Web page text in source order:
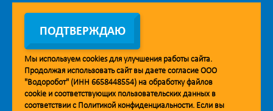
Заявка на установку
Мобильное приложение Vodorobot
ПОДТВЕРЖДАЮ
Мы используем cookiesдля улучшения работы сайта.
Продолжая использовать сайт вы даете согласие ООО
"Водоробот" (ИНН 6658448554) на обработку файлов
cookie и соответствующих пользовательских данных в
соответствии с Политикой конфиденциальности. Если вы